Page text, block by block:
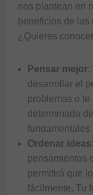
nos plantean en
beneficios de las
¿Quieres
Pensar mejor:
desarrollar el
problemas o
determinada
fundamentales
Ordenar ideas
pensamientos
permitirá que
fácilmente. Tu